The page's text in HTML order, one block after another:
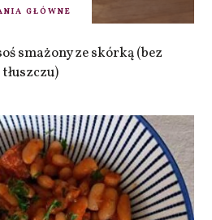
GŁÓWNE
smażony ze skórką (bez
tłuszczu)